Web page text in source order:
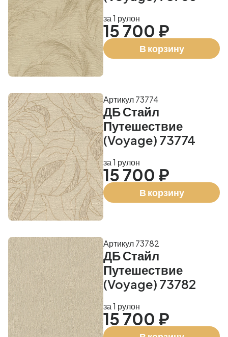
за 1 рулон
15 700 ₽
В корзину
ДБ Стайл
Путешествие
(Voyage) 73774
Артикул 73774
за 1 рулон
15 700 ₽
В корзину
ДБ Стайл
Путешествие
(Voyage) 73782
Артикул 73782
за 1 рулон
15 700 ₽